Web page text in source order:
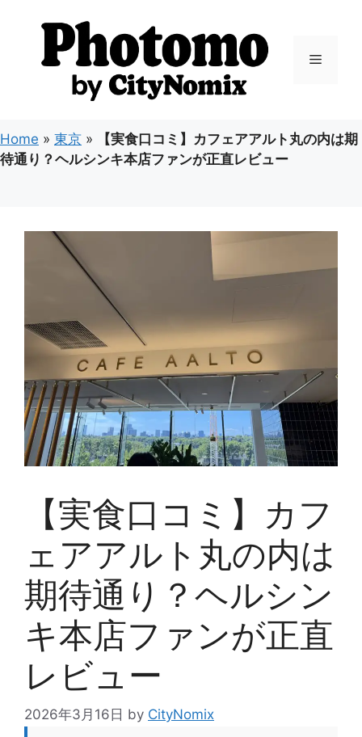
ス
キ
ッ
メ
Home » 東京 »
【実食口コミ】カフェアアルト丸の内は期
待通り？ヘルシンキ本店ファンが正直レビュー
【実食口コミ】カフ
ェアアルト丸の内は
期待通り？ヘルシン
キ本店ファンが正直
レビュー
2026年3月16日 by CityNomix